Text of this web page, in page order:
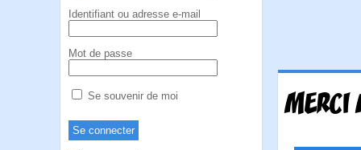
Identifiant ou adresse e-mail
Mot de passe
Se souvenir de moi